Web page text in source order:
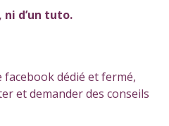
ni d’un tuto.
dédié et fermé,
et demander des conseils